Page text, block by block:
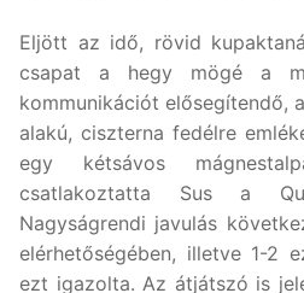
Eljött az idő, rövid
csapat a hegy mögé a
kommunikációt elősegítendő,
alakú, ciszterna fedélre
egy kétsávos
csatlakoztatta Sus a
Nagyságrendi javulás
elérhetőségében, illetve 1-2
ezt igazolta. Az átjátszó is